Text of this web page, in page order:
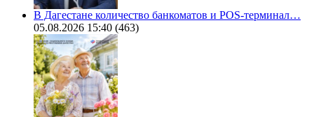
В Дагестане количество банкоматов и POS-терминал…
05.08.2026 15:40 (463)